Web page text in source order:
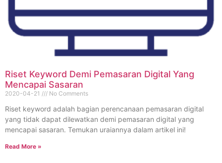
Riset Keyword Demi Pemasaran Digital Yang
Mencapai Sasaran
2020-04-21 No Comments
Riset keyword adalah bagian perencanaan pemasaran digital
yang tidak dapat dilewatkan demi pemasaran digital yang
mencapai sasaran. Temukan uraiannya dalam artikel ini!
Read More »